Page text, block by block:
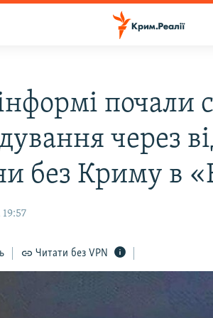
почали
через
без Криму в
Читати без VPN